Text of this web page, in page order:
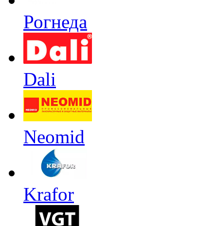
Рогнеда
Dali
Neomid
Krafor